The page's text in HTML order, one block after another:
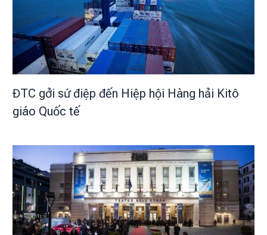
ĐTC gởi sứ điệp đến Hiệp hội Hàng hải Kitô
giáo Quốc tế